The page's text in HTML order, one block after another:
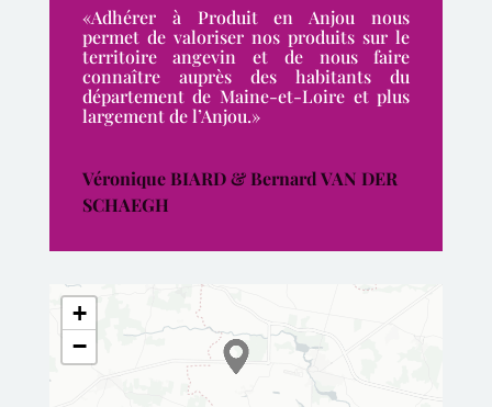
«Adhérer à Produit en Anjou nous
permet de valoriser nos produits sur le
territoire angevin et de nous faire
connaître auprès des habitants du
département de Maine-et-Loire et plus
largement de l’Anjou.»
Véronique BIARD & Bernard VAN DER
SCHAEGH
+
−